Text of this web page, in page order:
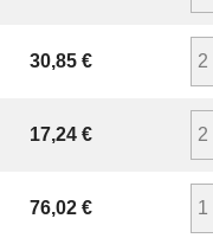
Prix
30,85 €
Prix
17,24 €
Prix
76,02 €